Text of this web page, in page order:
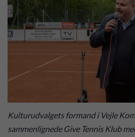
Kulturudvalgets formand i Vejle
sammenlignede Give Tennis Klub